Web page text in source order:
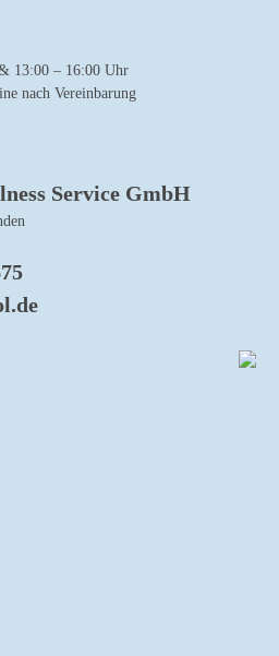
13:00 – 16:00 Uhr
nach Vereinbarung
Service GmbH